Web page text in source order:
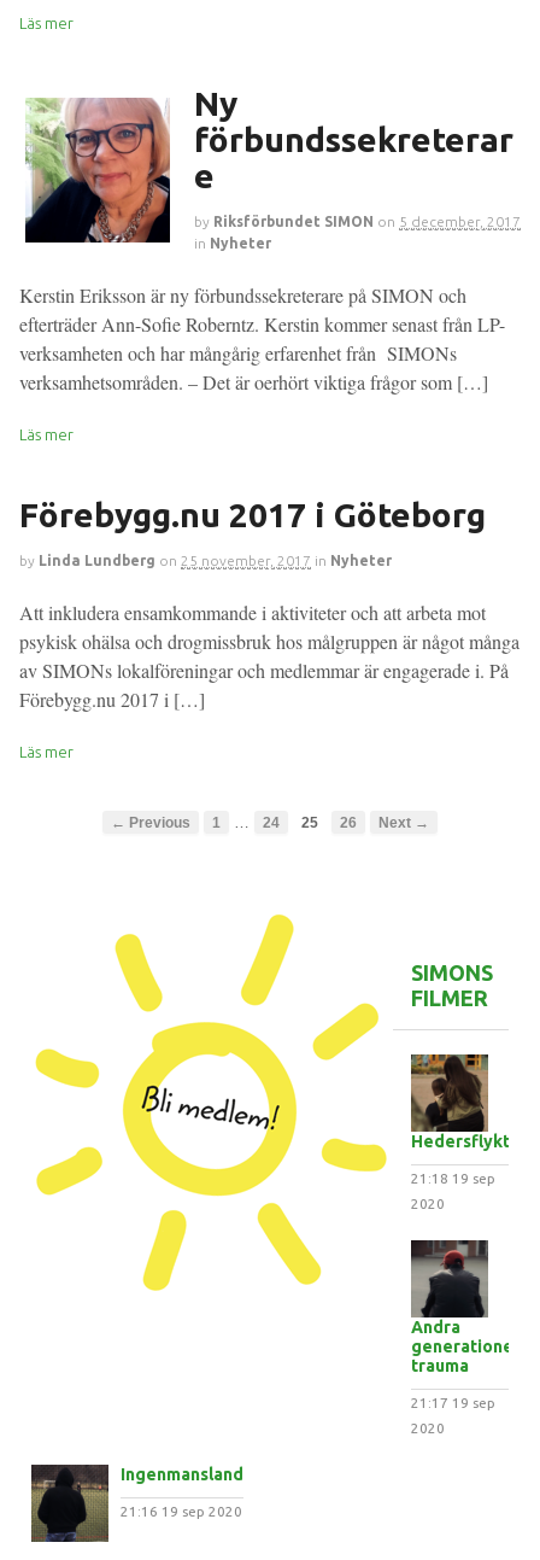
Läs mer
Ny
förbundssekreterar
e
by Riksförbundet SIMON on 5 december, 2017
in Nyheter
Kerstin Eriksson är ny förbundssekreterare på SIMON och
efterträder Ann-Sofie Roberntz. Kerstin kommer senast från LP-
verksamheten och har mångårig erfarenhet från SIMONs
verksamhetsområden. – Det är oerhört viktiga frågor som […]
Läs mer
Förebygg.nu 2017 i Göteborg
by Linda Lundberg on 25 november, 2017 in Nyheter
Att inkludera ensamkommande i aktiviteter och att arbeta mot
psykisk ohälsa och drogmissbruk hos målgruppen är något många
av SIMONs lokalföreningar och medlemmar är engagerade i. På
Förebygg.nu 2017 i […]
Läs mer
← Previous 1 … 24 25 26 Next →
SIMONS
FILMER
Hedersflykten
21:18 19 sep
2020
Andra
generationens
trauma
21:17 19 sep
2020
Ingenmansland
21:16 19 sep 2020